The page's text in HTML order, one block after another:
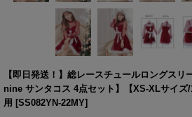
【即日発送！】総レースチュールロングス
nine サンタコス 4点セット】【XS-XLサイズ
用 [SS082YN-22MY]